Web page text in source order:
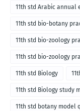
11th std Arabic annual
11th std bio-botany
11th std bio-zoology
11th std bio-zoology
11th std Biology
11th std Biology study
11th std botany model